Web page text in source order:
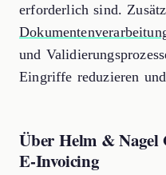
erforderlich sind.
und
Eingriffe reduzieren
Über Helm &
E-Invoicing